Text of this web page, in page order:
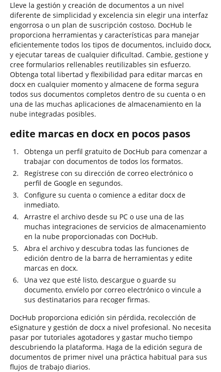
Lleve la gestión y creación de documentos a un nivel
diferente de simplicidad y excelencia sin elegir una interfaz
engorrosa o un plan de suscripción costoso. DocHub le
proporciona herramientas y características para manejar
eficientemente todos los tipos de documentos, incluido docx,
y ejecutar tareas de cualquier dificultad. Cambie, gestione y
cree formularios rellenables reutilizables sin esfuerzo.
Obtenga total libertad y flexibilidad para editar marcas en
docx en cualquier momento y almacene de forma segura
todos sus documentos completos dentro de su cuenta o en
una de las muchas aplicaciones de almacenamiento en la
nube integradas posibles.
edite marcas en docx en pocos pasos
Obtenga un perfil gratuito de DocHub para comenzar a
trabajar con documentos de todos los formatos.
Regístrese con su dirección de correo electrónico o
perfil de Google en segundos.
Configure su cuenta o comience a editar docx de
inmediato.
Arrastre el archivo desde su PC o use una de las
muchas integraciones de servicios de almacenamiento
en la nube proporcionadas con DocHub.
Abra el archivo y descubra todas las funciones de
edición dentro de la barra de herramientas y edite
marcas en docx.
Una vez que esté listo, descargue o guarde su
documento, envíelo por correo electrónico o vincule a
sus destinatarios para recoger firmas.
DocHub proporciona edición sin pérdida, recolección de
eSignature y gestión de docx a nivel profesional. No necesita
pasar por tutoriales agotadores y gastar mucho tiempo
descubriendo la plataforma. Haga de la edición segura de
documentos de primer nivel una práctica habitual para sus
flujos de trabajo diarios.